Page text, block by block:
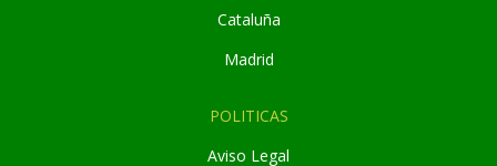
Cataluña
Madrid
POLITICAS
Aviso Legal